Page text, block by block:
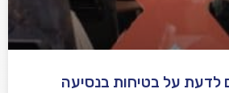
לדעת על בטיחות בנסיעה